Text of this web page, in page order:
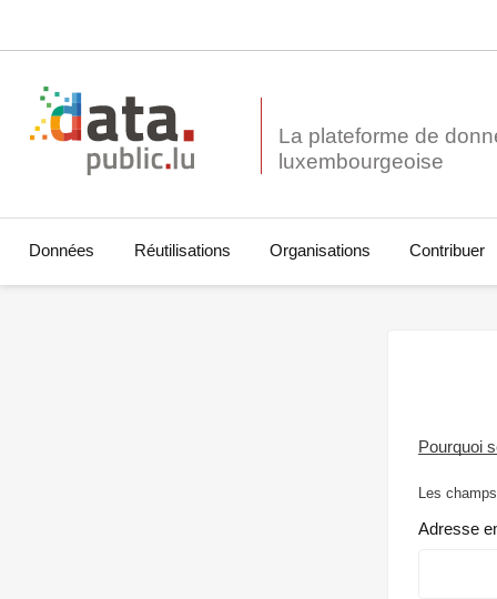
La plateforme de
Données Réutilisations Organisations Contribuer
Pourquoi
Les
Adresse